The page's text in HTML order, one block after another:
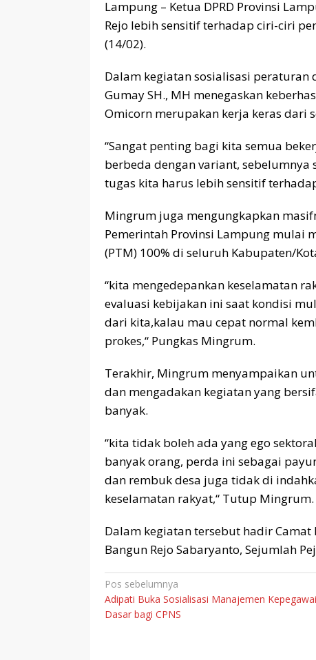
Lampung – Ketua DPRD Provinsi
Rejo lebih sensitif terhadap ciri-ciri
(14/02).
Dalam kegiatan sosialisasi peraturan
Gumay SH., MH menegaskan
Omicorn merupakan kerja keras dari
“Sangat penting bagi kita semua
berbeda dengan variant,
tugas kita harus lebih sensitif
Mingrum juga mengungkapkan
Pemerintah Provinsi Lampung mulai
(PTM) 100% di seluruh Kabupaten/
“kita mengedepankan keselamatan
evaluasi kebijakan ini saat kondisi
dari kita,kalau mau cepat normal
prokes,“ Pungkas Mingrum.
Terakhir, Mingrum menyampaikan
dan mengadakan kegiatan yang
banyak.
“kita tidak boleh ada yang ego
banyak orang, perda ini sebagai
dan rembuk desa juga tidak di
keselamatan rakyat,“ Tutup Mingrum.
Dalam kegiatan tersebut hadir Camat
Bangun Rejo Sabaryanto, Sejumlah
Navigasi
pos
Pos sebelumnya
Adipati Buka Sosialisasi Manajemen
Dasar bagi CPNS